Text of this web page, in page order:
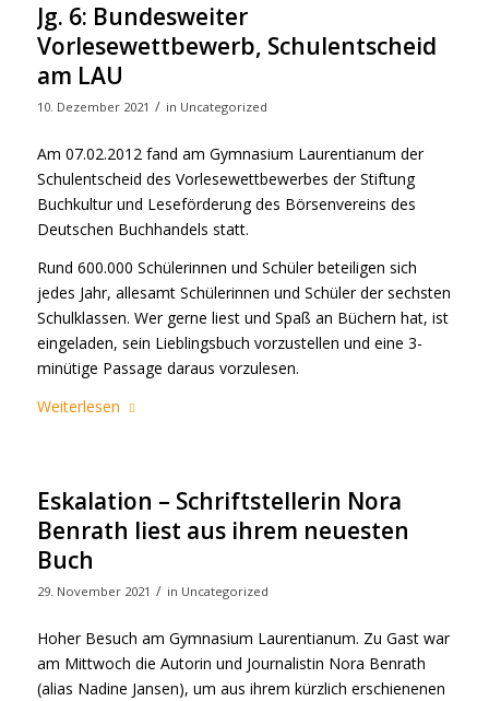
Jg. 6: Bundesweiter
Vorlesewettbewerb, Schulentscheid
am LAU
10. Dezember 2021 / in Uncategorized
Am 07.02.2012 fand am Gymnasium Laurentianum der
Schulentscheid des Vorlesewettbewerbes der Stiftung
Buchkultur und Leseförderung des Börsenvereins des
Deutschen Buchhandels statt.
Rund 600.000 Schülerinnen und Schüler beteiligen sich
jedes Jahr, allesamt Schülerinnen und Schüler der sechsten
Schulklassen. Wer gerne liest und Spaß an Büchern hat, ist
eingeladen, sein Lieblingsbuch vorzustellen und eine 3-
minütige Passage daraus vorzulesen.
Weiterlesen
Eskalation – Schriftstellerin Nora
Benrath liest aus ihrem neuesten
Buch
29. November 2021 / in Uncategorized
Hoher Besuch am Gymnasium Laurentianum. Zu Gast war
am Mittwoch die Autorin und Journalistin Nora Benrath
(alias Nadine Jansen), um aus ihrem kürzlich erschienenen